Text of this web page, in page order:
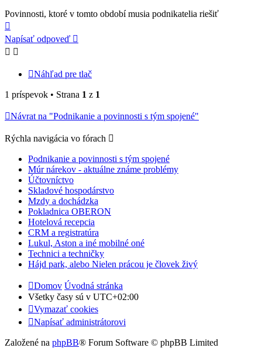
Povinnosti, ktoré v tomto období musia podnikatelia riešiť
Napísať odpoveď
Náhľad pre tlač
1 príspevok • Strana 1 z 1
Návrat na "Podnikanie a povinnosti s tým spojené"
Rýchla navigácia vo fórach
Podnikanie a povinnosti s tým spojené
Múr nárekov - aktuálne známe problémy
Účtovníctvo
Skladové hospodárstvo
Mzdy a dochádzka
Pokladnica OBERON
Hotelová recepcia
CRM a registratúra
Lukul, Aston a iné mobilné oné
Technici a techničky
Hájd park, alebo Nielen prácou je človek živý
Domov Úvodná stránka
Všetky časy sú v UTC+02:00
Vymazať cookies
Napísať administrátorovi
Založené na phpBB® Forum Software © phpBB Limited